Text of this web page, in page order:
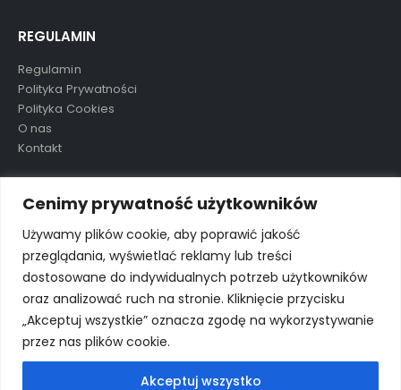
Cenimy prywatność użytkowników
Używamy plików cookie, aby poprawić jakość
przeglądania, wyświetlać reklamy lub treści
dostosowane do indywidualnych potrzeb użytkowników
oraz analizować ruch na stronie. Kliknięcie przycisku
„Akceptuj wszystkie” oznacza zgodę na wykorzystywanie
przez nas plików cookie.
Akceptuj wszystko
REGULAMIN
Regulamin
Polityka Prywatności
Polityka Cookies
O nas
Kontakt
TAGI
aluula mikolaj nowość ostatnie sztuki preorder
wyprzedane wyprzedaż
© Porto eCommerce. 2024. All Rights Reserved